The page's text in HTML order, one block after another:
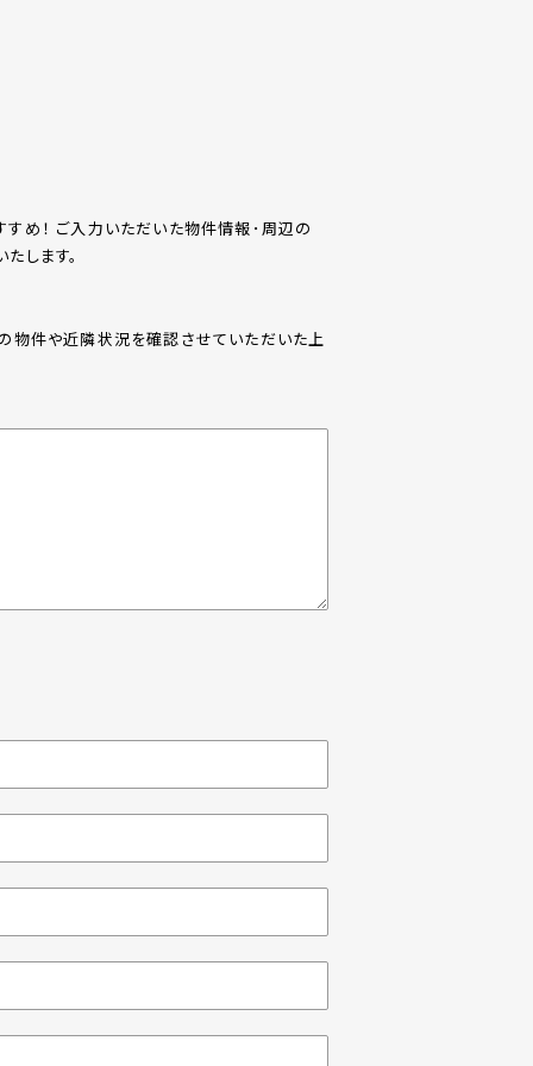
め！ ご入力いただいた物件情報･周辺の
します。
物件や近隣状況を確認させていただいた上